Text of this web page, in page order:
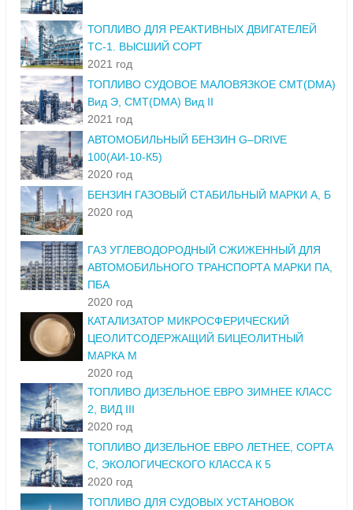
ТОПЛИВО ДЛЯ РЕАКТИВНЫХ ДВИГАТЕЛЕЙ
ТС-1. ВЫСШИЙ СОРТ
2021 год
ТОПЛИВО СУДОВОЕ МАЛОВЯЗКОЕ СМТ(DMA)
Вид Э, СМТ(DMA) Вид II
2021 год
АВТОМОБИЛЬНЫЙ БЕНЗИН G–DRIVE
100(АИ-10-К5)
2020 год
БЕНЗИН ГАЗОВЫЙ СТАБИЛЬНЫЙ МАРКИ А, Б
2020 год
ГАЗ УГЛЕВОДОРОДНЫЙ СЖИЖЕННЫЙ ДЛЯ
АВТОМОБИЛЬНОГО ТРАНСПОРТА МАРКИ ПА,
ПБА
2020 год
КАТАЛИЗАТОР МИКРОСФЕРИЧЕСКИЙ
ЦЕОЛИТСОДЕРЖАЩИЙ БИЦЕОЛИТНЫЙ
МАРКА М
2020 год
ТОПЛИВО ДИЗЕЛЬНОЕ ЕВРО ЗИМНЕЕ КЛАСС
2, ВИД III
2020 год
ТОПЛИВО ДИЗЕЛЬНОЕ ЕВРО ЛЕТНЕЕ, СОРТА
С, ЭКОЛОГИЧЕСКОГО КЛАССА К 5
2020 год
ТОПЛИВО ДЛЯ СУДОВЫХ УСТАНОВОК